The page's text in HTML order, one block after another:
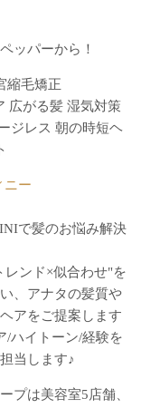
ッパーから！
縮毛矯正
広がる髪 湿気対策
ジレス 朝の時短ヘ
ニー
で髪のお悩み解決
ンド×似合わせ"を
、アナタの髪質や
アをご提案します
/ハイトーン/経験を
当します♪
プは美容室5店舗、